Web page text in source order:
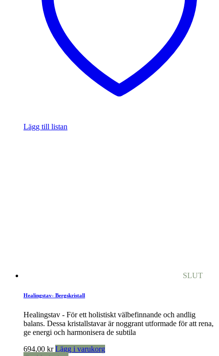
Lägg till listan
SLUT
Healingstav- Bergskristall
Healingstav - För ett holistiskt välbefinnande och andlig
balans. Dessa kristallstavar är noggrant utformade för att rena,
ge energi och harmonisera de subtila
694,00 kr Lägg i varukorg